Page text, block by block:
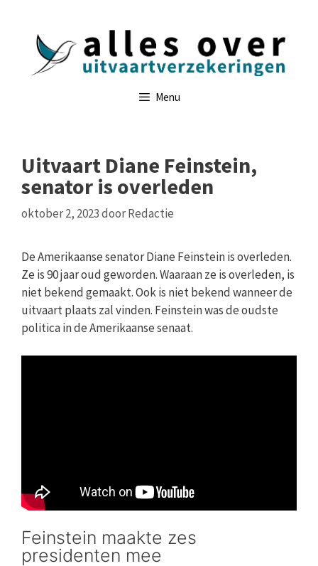
Menu
Uitvaart Diane Feinstein,
senator is overleden
oktober 2, 2023doorRedactie
De Amerikaanse senator Diane Feinstein is overleden.
Ze is 90 jaar oud geworden. Waaraan ze is overleden, is
niet bekend gemaakt. Ook is niet bekend wanneer de
uitvaart plaats zal vinden. Feinstein was de oudste
politica in de Amerikaanse senaat.
Feinstein maakte zes
presidenten mee